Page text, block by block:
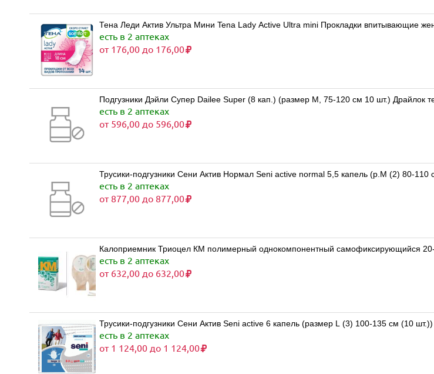
Тена Леди Актив Ультра Мини Tena Lady Active Ultra mini Прокладки впитывающие
есть в 2 аптеках
от 176,00 до 176,00
Подгузники Дэйли Супер Dailee Super (8 кап.) (размер M, 75-120 см 10 шт.) Драйлок
есть в 2 аптеках
от 596,00 до 596,00
Трусики-подгузники Сени Актив Нормал Seni active normal 5,5 капель (р.M (2) 80-
есть в 2 аптеках
от 877,00 до 877,00
Калоприемник Триоцел КМ полимерный однокомпонентный
есть в 2 аптеках
от 632,00 до 632,00
Трусики-подгузники Сени Актив Seni active 6 капель (размер L (3) 100-135 см (10
есть в 2 аптеках
от 1 124,00 до 1 124,00